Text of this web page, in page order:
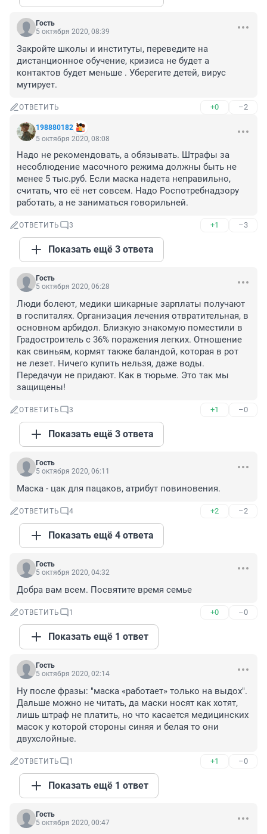
Гость
5 октября 2020, 08:39
Закройте школы и институты, переведите на
дистанционное обучение, кризиса не будет а
контактов будет меньше . Уберегите детей, вирус
мутирует.
ОТВЕТИТЬ +0 –2
198880182
5 октября 2020, 08:08
Надо не рекомендовать, а обязывать. Штрафы за
несоблюдение масочного режима должны быть не
менее 5 тыс.руб. Если маска надета неправильно,
считать, что её нет совсем. Надо Роспотребнадзору
работать, а не заниматься говорильней.
ОТВЕТИТЬ 3 +1 –3
Показать ещё 3 ответа
Гость
5 октября 2020, 06:28
Люди болеют, медики шикарные зарплаты получают
в госпиталях. Организация лечения отвратительная, в
основном арбидол. Близкую знакомую поместили в
Градостроитель с 36% поражения легких. Отношение
как свиньям, кормят также баландой, которая в рот
не лезет. Ничего купить нельзя, даже воды.
Передачуи не придают. Как в тюрьме. Это так мы
защищены!
ОТВЕТИТЬ 3 +1 –0
Показать ещё 3 ответа
Гость
5 октября 2020, 06:11
Маска - цак для пацаков, атрибут повиновения.
ОТВЕТИТЬ 4 +2 –2
Показать ещё 4 ответа
Гость
5 октября 2020, 04:32
Добра вам всем. Посвятите время семье
ОТВЕТИТЬ 1 +0 –0
Показать ещё 1 ответ
Гость
5 октября 2020, 02:14
Ну после фразы: "маска «работает» только на выдох".
Дальше можно не читать, да маски носят как хотят,
лишь штраф не платить, но что касается медицинских
масок у которой стороны синяя и белая то они
двухслойные.
ОТВЕТИТЬ 1 +1 –0
Показать ещё 1 ответ
Гость
5 октября 2020, 00:47